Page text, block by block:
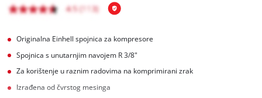
Originalna Einhell spojnica za kompresore
Spojnica s unutarnjim navojem R 3/8"
Za korištenje u raznim radovima na komprimirani zrak
Izrađena od čvrstog mesinga